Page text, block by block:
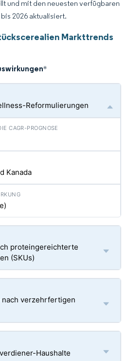
und mit den neuesten verfügbaren
2026 aktualisiert.
Markttrends
*
Reformulierungen
Kanada
proteingereichterte
(SKUs)
nach verzehrfertigen
Haushalte